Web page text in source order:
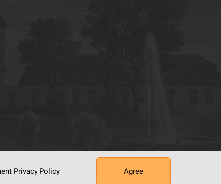
Center
Privacy Policy Agree